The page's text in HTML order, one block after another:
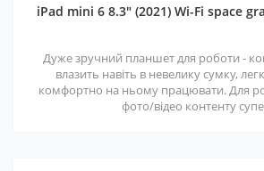
iPad mini 6 8.3" (2021) Wi-Fi space
Дуже зручний планшет для роботи -
влазить навіть в невелику сумку,
комфортно на ньому працювати. Для
фото/відео контенту